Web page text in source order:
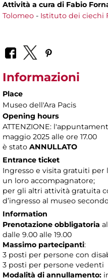
Attività a cura di Fabio
Tolomeo - Istituto dei ciechi
Informazioni
Place
Museo dell'Ara Pacis
Opening hours
ATTENZIONE:
maggio 2025 alle ore 17.00
è stato ANNULLATO
Entrance ticket
Ingresso e visita gratuiti
un loro accompagnatore;
per gli altri attività gratuita
d’ingresso al museo
Information
Prenotazione obbligatoria
dalle 9.00 alle 19.00
Massimo partecipanti:
3 posti per persone con
3 posti per persone vedenti
Modalità di annullamento: